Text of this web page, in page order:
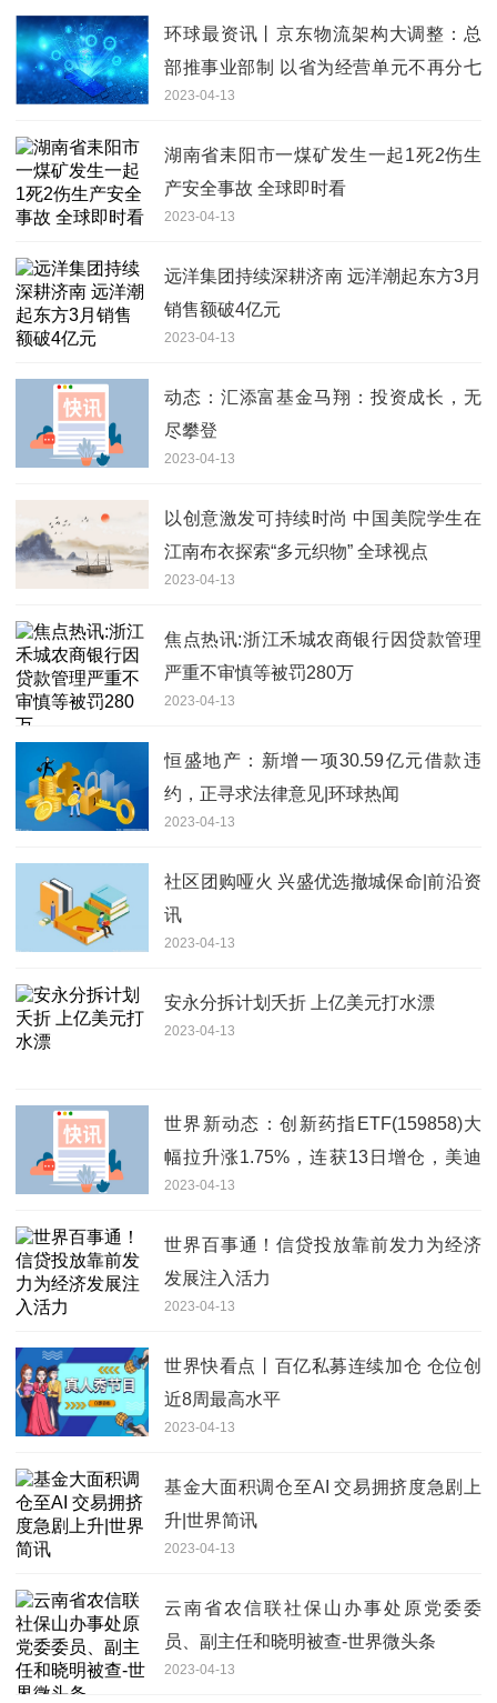
环球最资讯丨京东物流架构大调整：总
部推事业部制 以省为经营单元不再分七
大区域
2023-04-13
湖南省耒阳市一煤矿发生一起1死2伤生
产安全事故 全球即时看
2023-04-13
远洋集团持续深耕济南 远洋潮起东方3月
销售额破4亿元
2023-04-13
动态：汇添富基金马翔：投资成长，无
尽攀登
2023-04-13
以创意激发可持续时尚 中国美院学生在
江南布衣探索“多元织物” 全球视点
2023-04-13
焦点热讯:浙江禾城农商银行因贷款管理
严重不审慎等被罚280万
2023-04-13
恒盛地产：新增一项30.59亿元借款违
约，正寻求法律意见|环球热闻
2023-04-13
社区团购哑火 兴盛优选撤城保命|前沿资
讯
2023-04-13
安永分拆计划夭折 上亿美元打水漂
2023-04-13
世界新动态：创新药指ETF(159858)大
幅拉升涨1.75%，连获13日增仓，美迪
西、皓元医药、恒瑞医药、凯莱英均涨
2023-04-13
世界百事通！信贷投放靠前发力为经济
发展注入活力
2023-04-13
世界快看点丨百亿私募连续加仓 仓位创
近8周最高水平
2023-04-13
基金大面积调仓至AI 交易拥挤度急剧上
升|世界简讯
2023-04-13
云南省农信联社保山办事处原党委委
员、副主任和晓明被查-世界微头条
2023-04-13